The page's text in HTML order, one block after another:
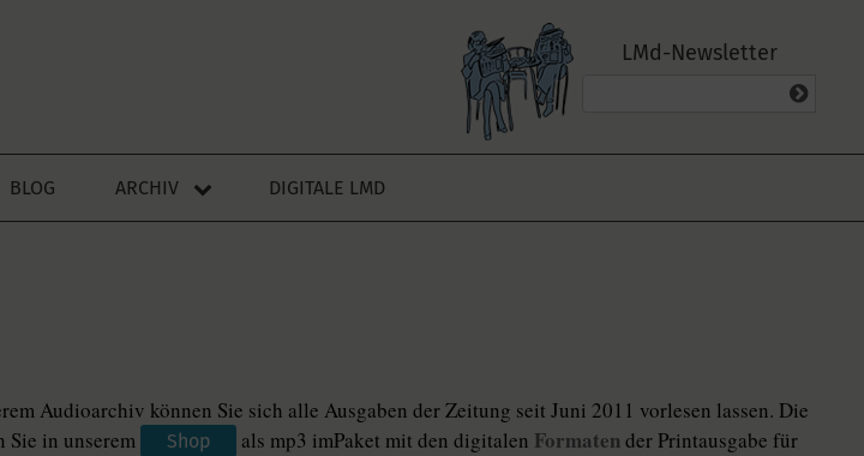
LMd-Newsletter
BLOG ARCHIV DIGITALE LMD
Audioarchiv können Sie sich alle Ausgaben der Zeitung seit Juni 2011 vorlesen lassen. Die
in unserem
Shop als mp3 imPaket mit den digitalen Formatender Printausgabe für